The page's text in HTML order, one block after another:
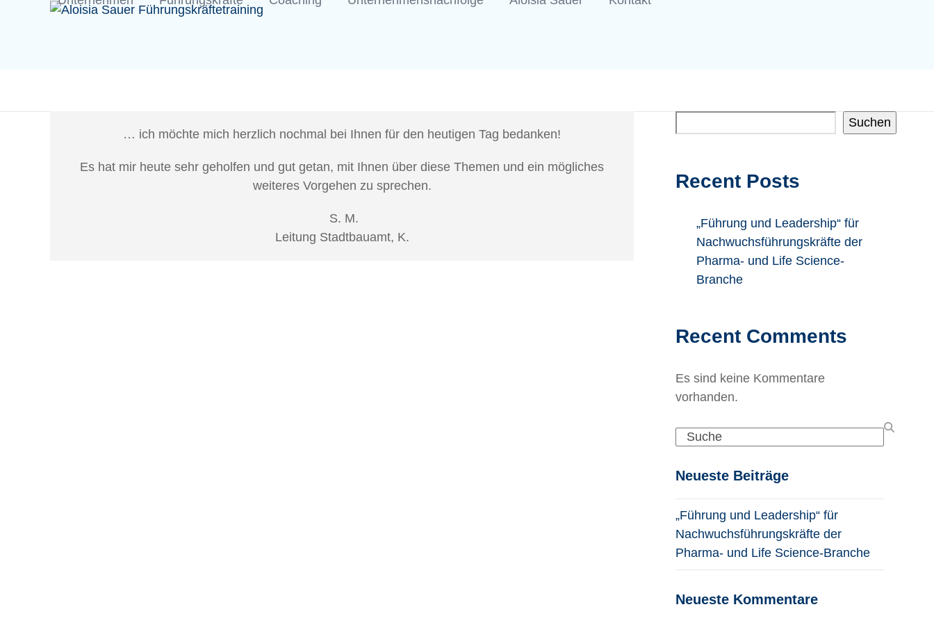
… ich möchte mich herzlich nochmal bei Ihnen für den heutigen Tag bedanken!
Es hat mir heute sehr geholfen und gut getan, mit Ihnen über diese Themen und ein mögliches
weiteres Vorgehen zu sprechen.
S. M.
Leitung Stadtbauamt, K.
Suchen
Recent Posts
„Führung und Leadership“ für
Nachwuchsführungskräfte der
Pharma- und Life Science-
Branche
Recent Comments
Es sind keine Kommentare
vorhanden.
Search
Neueste Beiträge
„Führung und Leadership“ für
Nachwuchsführungskräfte der
Pharma- und Life Science-Branche
Neueste Kommentare